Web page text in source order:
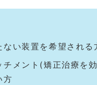
ない装置を希望される
チメント(矯正治療を
方